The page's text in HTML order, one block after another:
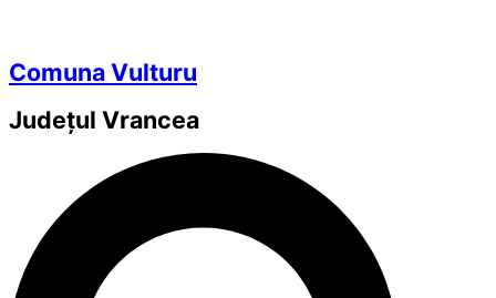
Comuna Vulturu
Județul Vrancea